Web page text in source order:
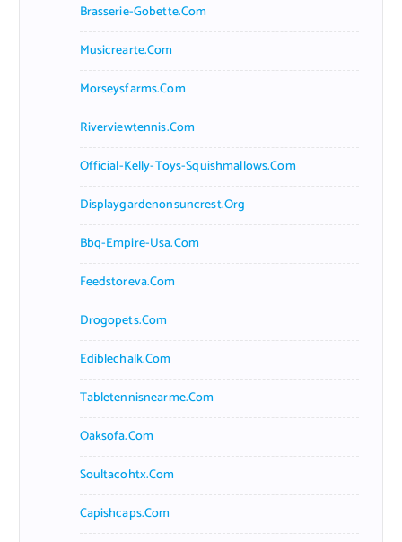
Brasserie-Gobette.com
Musicrearte.com
Morseysfarms.com
Riverviewtennis.com
Official-Kelly-Toys-Squishmallows.com
Displaygardenonsuncrest.org
Bbq-Empire-Usa.com
Feedstoreva.com
Drogopets.com
Ediblechalk.com
Tabletennisnearme.com
Oaksofa.com
Soultacohtx.com
Capishcaps.com